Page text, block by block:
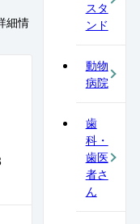
細情
スタ
ンド
動物
病院
歯
科・
歯医
者さ
ん